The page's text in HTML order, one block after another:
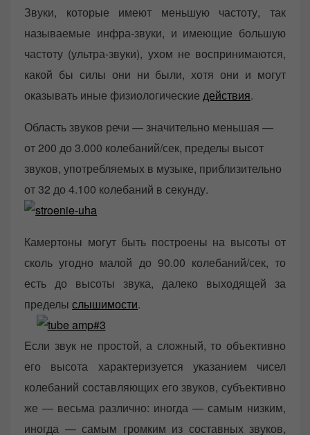
Звуки, которые имеют меньшую частоту, так
называемые инфра-звуки, и имеющие большую
частоту (ультра-звуки), ухом не воспринимаются,
какой бы силы они ни были, хотя они и могут
оказывать иные физиологические действия.
Область звуков речи — значительно меньшая —
от 200 до 3.000 колебаний/сек, пределы высот
звуков, употребляемых в музыке, приблизительно
от 32 до 4.100 колебаний в секунду.
Камертоны могут быть построены на высоты от
сколь угодно малой до 90.00 колебаний/сек, то
есть до высоты звука, далеко выходящей за
пределы слышимости.
Если звук не простой, а сложный, то объективно
его высота характеризуется указанием чисел
колебаний составляющих его звуков, субъективно
же — весьма различно: иногда — самым низким,
иногда — самым громким из составных звуков,